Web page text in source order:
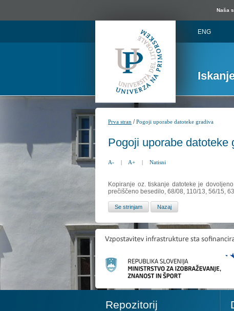
Naša
ENG
Prva stran /Pogoji uporabe datoteke gradiva
Pogoji uporabe datoteke
A- | A+ | Natisni
Kopiranje oz. tiskanje datoteke je
prečiščeno besedilo, 68/08, 110/13, 56/15,
Repozitorij